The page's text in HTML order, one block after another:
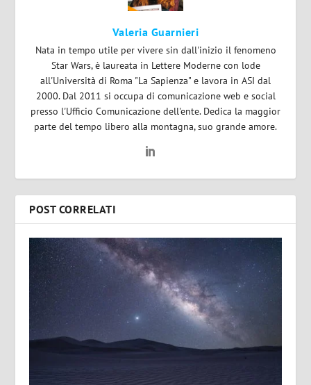
Valeria Guarnieri
Nata in tempo utile per vivere sin dall'inizio il fenomeno
Star Wars, è laureata in Lettere Moderne con lode
all'Università di Roma "La Sapienza" e lavora in ASI dal
2000. Dal 2011 si occupa di comunicazione web e social
presso l'Ufficio Comunicazione dell'ente. Dedica la maggior
parte del tempo libero alla montagna, suo grande amore.
POST CORRELATI